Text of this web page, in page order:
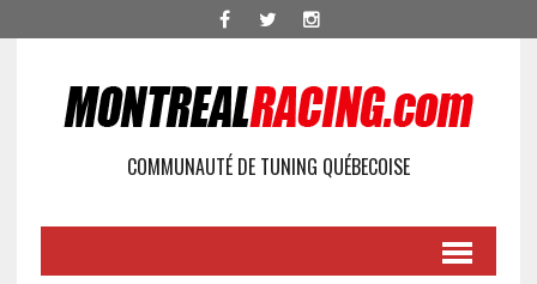
COMMUNAUTÉ DE TUNING QUÉBECOISE